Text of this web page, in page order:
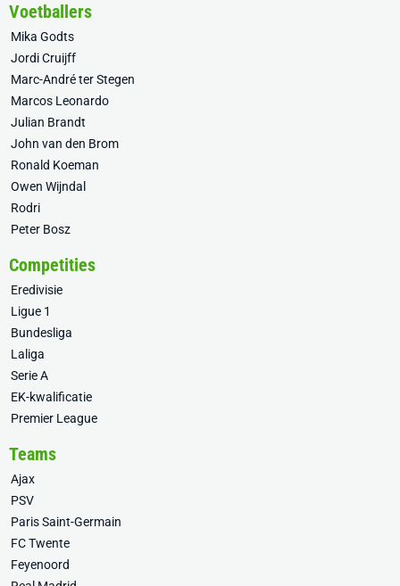
Voetballers
Mika Godts
Jordi Cruijff
Marc-André ter Stegen
Marcos Leonardo
Julian Brandt
John van den Brom
Ronald Koeman
Owen Wijndal
Rodri
Peter Bosz
Competities
Eredivisie
Ligue 1
Bundesliga
Laliga
Serie A
EK-kwalificatie
Premier League
Teams
Ajax
PSV
Paris Saint-Germain
FC Twente
Feyenoord